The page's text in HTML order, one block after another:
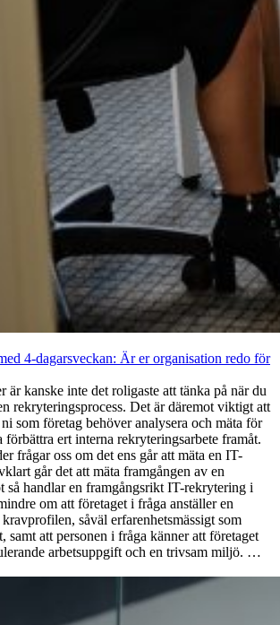
4-dagarsveckan: Är er organisation redo för
kanske inte det roligaste att tänka på när du
rekryteringsprocess. Det är däremot viktigt att
som företag behöver analysera och mäta för
förbättra ert interna rekryteringsarbete framåt.
frågar oss om det ens går att mäta en IT-
går det att mäta framgången av en
så handlar en framgångsrikt IT-rekrytering i
om att företaget i fråga anställer en
såväl erfarenhetsmässigt som
samt att personen i fråga känner att företaget
arbetsuppgift och en trivsam miljö. …